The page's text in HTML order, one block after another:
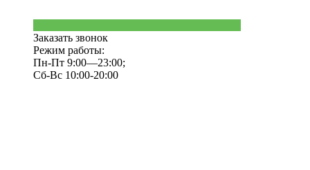
Заказать звонок
Режим работы:
Пн-Пт 9:00—23:00;
Сб-Вс 10:00-20:00